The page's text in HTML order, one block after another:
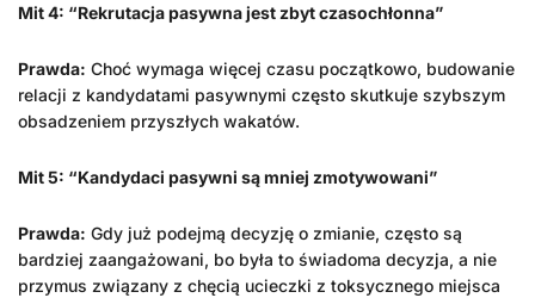
Mit 4: “Rekrutacja pasywna jest zbyt czasochłonna”
Prawda: Choć wymaga więcej czasu początkowo, budowanie
relacji z kandydatami pasywnymi często skutkuje szybszym
obsadzeniem przyszłych wakatów.
Mit 5: “Kandydaci pasywni są mniej zmotywowani”
Prawda: Gdy już podejmą decyzję o zmianie, często są
bardziej zaangażowani, bo była to świadoma decyzja, a nie
przymus związany z chęcią ucieczki z toksycznego miejsca